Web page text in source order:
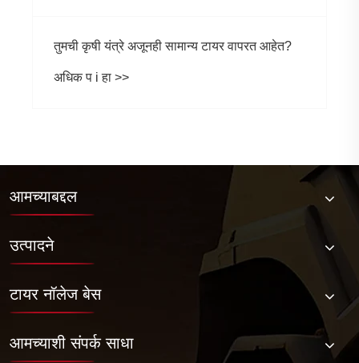
आमच्याबद्दल
उत्पादने
टायर नॉलेज बेस
आमच्याशी संपर्क साधा